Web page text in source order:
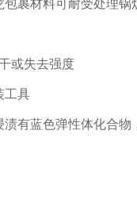
裹材料可耐受处理
或失去强度
工具
有蓝色弹性体化合物